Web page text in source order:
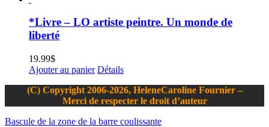
*Livre – LO artiste peintre. Un monde de
liberté
19.99$
Ajouter au panier Détails
(C) Copyright 2006-2026, HeleneCaroline Fournier –
Merci de respecter le droit d’auteur
Bascule de la zone de la barre coulissante